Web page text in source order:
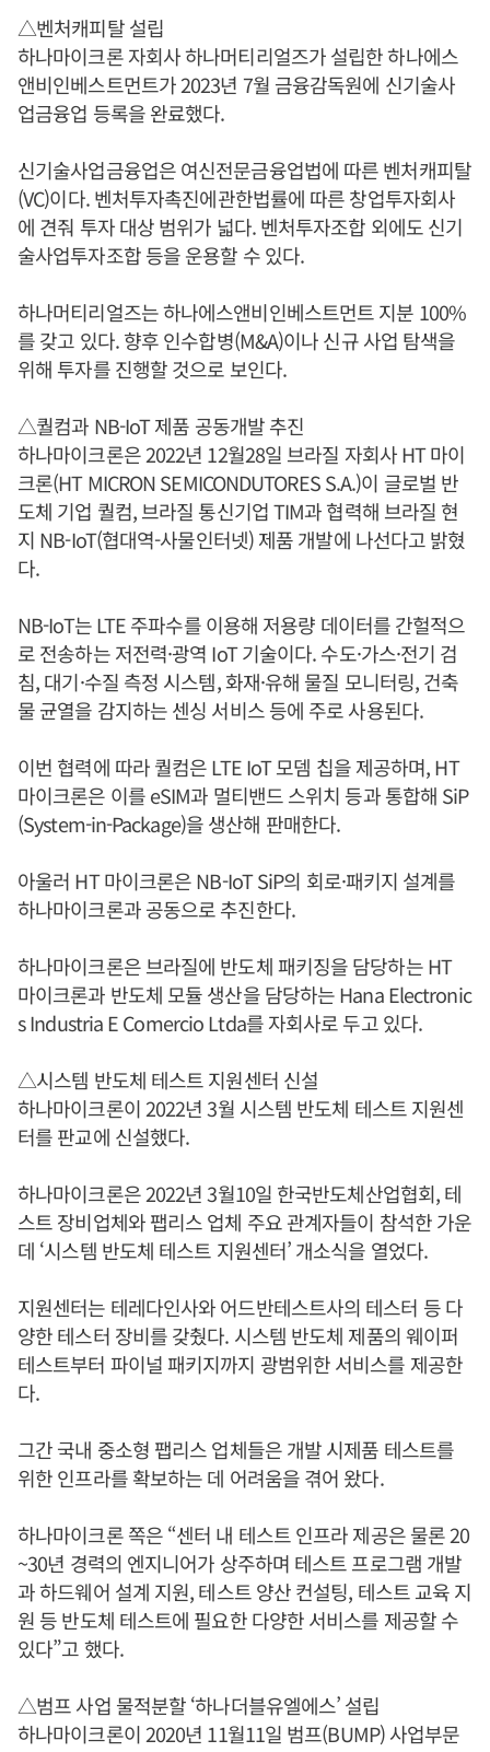
△벤처캐피탈 설립
하나마이크론 자회사 하나머티리얼즈가 설립한 하나에스
앤비인베스트먼트가 2023년 7월 금융감독원에 신기술사
업금융업 등록을 완료했다.
신기술사업금융업은 여신전문금융업법에 따른 벤처캐피탈
(VC)이다. 벤처투자촉진에관한법률에 따른 창업투자회사
에 견줘 투자 대상 범위가 넓다. 벤처투자조합 외에도 신기
술사업투자조합 등을 운용할 수 있다.
하나머티리얼즈는 하나에스앤비인베스트먼트 지분 100%
를 갖고 있다. 향후 인수합병(M&A)이나 신규 사업 탐색을
위해 투자를 진행할 것으로 보인다.
△퀄컴과 NB-IoT 제품 공동개발 추진
하나마이크론은 2022년 12월28일 브라질 자회사 HT 마이
크론(HT MICRON SEMICONDUTORES S.A.)이 글로벌 반
도체 기업 퀄컴, 브라질 통신기업 TIM과 협력해 브라질 현
지 NB-IoT(협대역-사물인터넷) 제품 개발에 나선다고 밝혔
다.
NB-IoT는 LTE 주파수를 이용해 저용량 데이터를 간헐적으
로 전송하는 저전력·광역 IoT 기술이다. 수도·가스·전기 검
침, 대기·수질 측정 시스템, 화재·유해 물질 모니터링, 건축
물 균열을 감지하는 센싱 서비스 등에 주로 사용된다.
이번 협력에 따라 퀄컴은 LTE IoT 모뎀 칩을 제공하며, HT
마이크론은 이를 eSIM과 멀티밴드 스위치 등과 통합해 SiP
(System-in-Package)을 생산해 판매한다.
아울러 HT 마이크론은 NB-IoT SiP의 회로·패키지 설계를
하나마이크론과 공동으로 추진한다.
하나마이크론은 브라질에 반도체 패키징을 담당하는 HT
마이크론과 반도체 모듈 생산을 담당하는 Hana Electronic
s Industria E Comercio Ltda를 자회사로 두고 있다.
△시스템 반도체 테스트 지원센터 신설
하나마이크론이 2022년 3월 시스템 반도체 테스트 지원센
터를 판교에 신설했다.
하나마이크론은 2022년 3월10일 한국반도체산업협회, 테
스트 장비업체와 팹리스 업체 주요 관계자들이 참석한 가운
데 ‘시스템 반도체 테스트 지원센터’ 개소식을 열었다.
지원센터는 테레다인사와 어드반테스트사의 테스터 등 다
양한 테스터 장비를 갖췄다. 시스템 반도체 제품의 웨이퍼
테스트부터 파이널 패키지까지 광범위한 서비스를 제공한
다.
그간 국내 중소형 팹리스 업체들은 개발 시제품 테스트를
위한 인프라를 확보하는 데 어려움을 겪어 왔다.
하나마이크론 쪽은 “센터 내 테스트 인프라 제공은 물론 20
~30년 경력의 엔지니어가 상주하며 테스트 프로그램 개발
과 하드웨어 설계 지원, 테스트 양산 컨설팅, 테스트 교육 지
원 등 반도체 테스트에 필요한 다양한 서비스를 제공할 수
있다”고 했다.
△범프 사업 물적분할 ‘하나더블유엘에스’ 설립
하나마이크론이 2020년 11월11일 범프(BUMP) 사업부문